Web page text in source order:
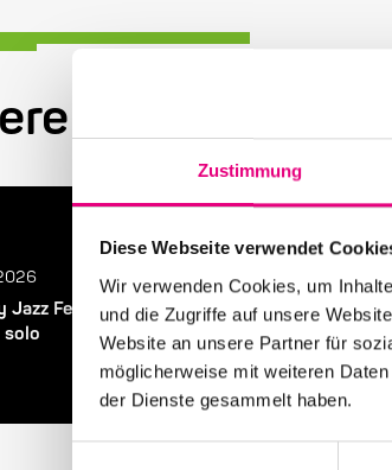
Zustimmung
Diese Webseite verwendet
Wir verwenden Cookies, um
und die Zugriffe auf unsere
Website an unsere Partner für
möglicherweise mit weiteren
der Dienste gesammelt haben.
Beiträge in
Jazz Festival – Abschluss mit Brad
solo